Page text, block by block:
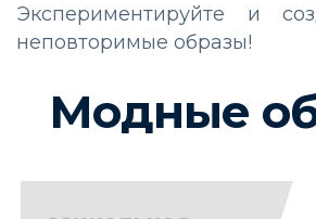
Экспериментируйте и
неповторимые образы!
Модные